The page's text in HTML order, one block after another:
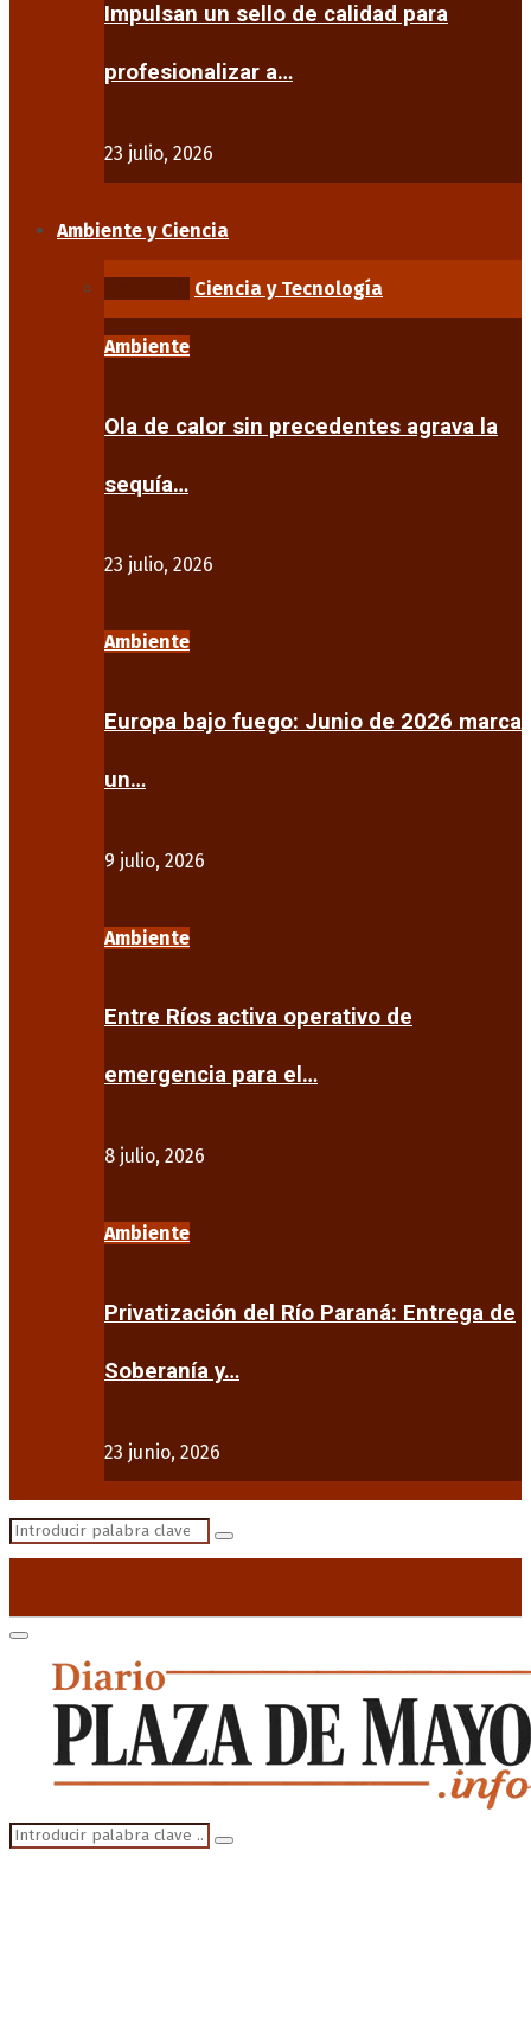
Impulsan un sello de calidad para
profesionalizar a…
23 julio, 2026
Ambiente y Ciencia
Ciencia y Tecnología
Ambiente
Ola de calor sin precedentes agrava la
sequía…
23 julio, 2026
Ambiente
Europa bajo fuego: Junio de 2026 marca
un…
9 julio, 2026
Ambiente
Entre Ríos activa operativo de
emergencia para el…
8 julio, 2026
Ambiente
Privatización del Río Paraná: Entrega de
Soberanía y…
23 junio, 2026
Search
Search
Primary
Menu
Search
for:
Search